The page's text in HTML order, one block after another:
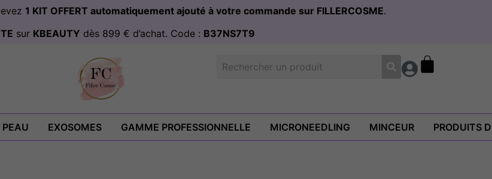
1 KIT OFFERT automatiquement ajouté à votre commande sur FILLERCOSME.
sur KBEAUTY dès 899 € d’achat. Code : B37NS7T9
PEAU EXOSOMES GAMME PROFESSIONNELLE MICRONEEDLING MINCEUR PRODUITS